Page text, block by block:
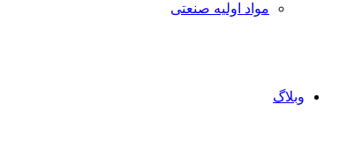
مواد اولیه صنعتی
وبلاگ